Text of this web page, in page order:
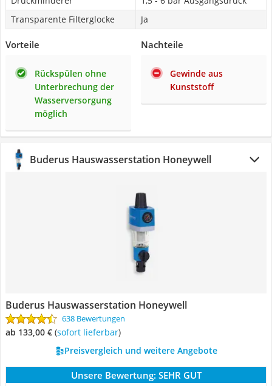
Transparente Filterglocke
Ja
Vorteile
Rückspülen ohne
Unterbrechung der
Wasserversorgung
möglich
Nachteile
Gewinde aus
Kunststoff
Buderus Hauswasserstation Honeywell
Buderus Hauswasserstation Honeywell
638 Bewertungen
ab 133,00 € ( Sofort lieferbar)
Preisvergleich und weitere Angebote
Unsere Bewertung: SEHR GUT